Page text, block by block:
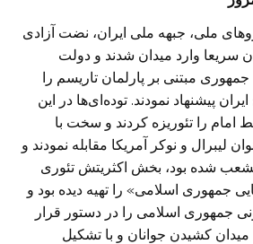
ملی، جبهه ملی ایران، نضت آزادی
سریعا وارد میدان شدند و دولت
مبتنی بر پارلمان تاریسم را
پیشنهاد نمودند. توده‌ای‌ها در این
را تئوریزه کردند و سخت با
لیبرال و نوکر آمریکا مقابله نمودند و
شده بود، بخش اکثریتش تئوری
جمهوری اسلامی» را تهیه دیده بود و
جمهوری اسلامی را در دستور قرار
میدان کشیدن جوانان و با تشکیل